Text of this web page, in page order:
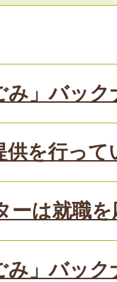
み」バッ
供を行って
ーは就職
み」バッ